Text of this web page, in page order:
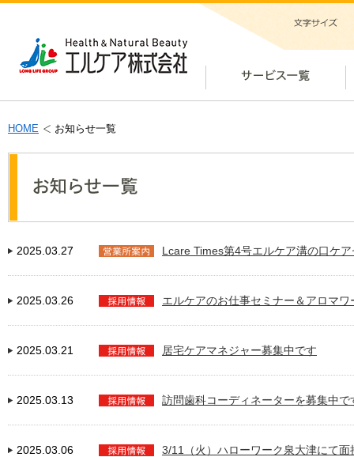
HOME お知らせ一覧
2025.03.27 Lcare Times第4号エルケア溝の口ケ
2025.03.26 エルケアのお仕事セミナー＆アロマ
2025.03.21 居宅ケアマネジャー募集中です
2025.03.13 訪問歯科コーディネーターを募集中で
2025.03.06 3/11（火）ハローワーク泉大津にて